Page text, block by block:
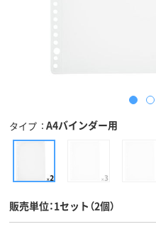
タイプ A4バインダー用
販売単位：1セット（2個）